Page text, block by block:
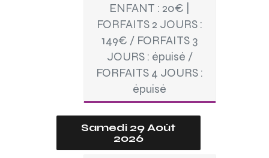
ENFANT : 20€ |
FORFAITS 2 JOURS :
149€ / FORFAITS 3
JOURS : épuisé /
FORFAITS 4 JOURS :
épuisé
Samedi 29 Août
2026